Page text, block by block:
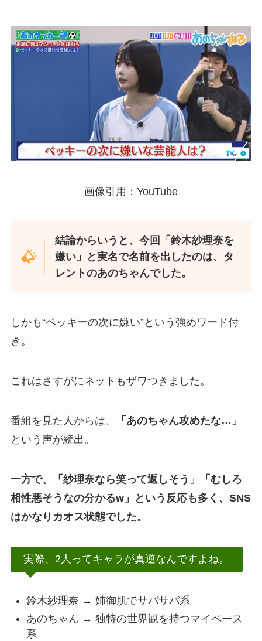
画像引用：YouTube
結論からいうと、今回「鈴木紗理奈を
嫌い」と実名で名前を出したのは、タ
レントのあのちゃんでした。
しかも“ベッキーの次に嫌い”という強めワード付
き。
これはさすがにネットもザワつきました。
番組を見た人からは、
「あのちゃん攻めたな…」
という声が続出。
一方で、「紗理奈なら笑って返しそう」「むしろ
相性悪そうなの分かるw」という反応も多く、SNS
はかなりカオス状態でした。
実際、2人ってキャラが真逆なんですよね。
鈴木紗理奈 → 姉御肌でサバサバ系
あのちゃん → 独特の世界観を持つマイペース
系